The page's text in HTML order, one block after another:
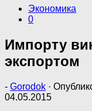
Экономика
0
Импорту
экспортом
- Gorodok ·
04.05.2015